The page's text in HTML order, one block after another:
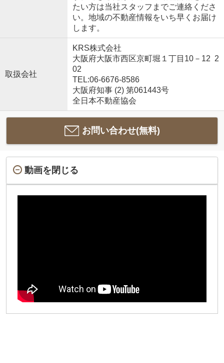
たい方は当社スタッフまでご連絡くださ
い。地域の不動産情報をいち早くお届け
します。
取扱会社
KRS株式会社
大阪府大阪市西区京町堀１丁目10－12 2
02
TEL:06-6676-8586
大阪府知事 (2) 第061443号
全日本不動産協会
お問い合わせ(無料)
動画を閉じる